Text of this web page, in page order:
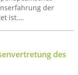
der
ist.…
des